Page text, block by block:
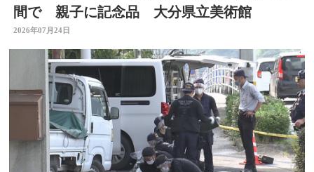
間で 親子に記念品 大分県立美術館
2026年07月24日